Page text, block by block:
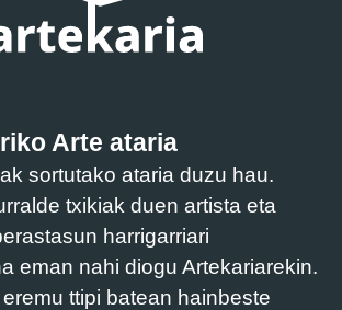
Arte ataria
sortutako ataria duzu hau.
txikiak duen artista eta
harrigarriari
eman nahi diogu Artekariarekin.
ttipi batean hainbeste